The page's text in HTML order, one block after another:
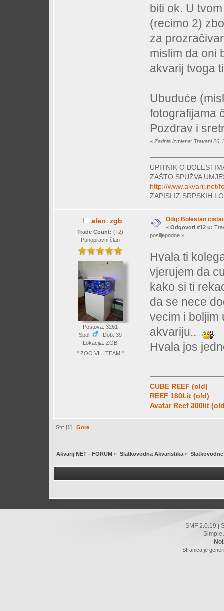
biti ok. U
(recimo 2)
za
mislim da oni
akvarij tvoga
Ubuduće
fotografijama
Pozdrav i
« Zadnja izmjena: Travanj 26,
UPITNIK O
ZAŠTO SPUŽVA
http://www.akvarij.net/
ZAPISI IZ SRPSKIH
alen_zgb
Trade Count: (+2)
Punopravni član
Postova: 3261
Spol:
Dob: 39
Lokacija: ZGB
" ZOO VILI TEAM "
Odg: Bolestan
« Odgovori #12 u:
poslijepodne »
Hvala ti
vjerujem da
kako si ti
da se nece
vecim i boljim
akvariju..
Hvala jos
CUBE REEF (old)
REEF 180Lit (old)
Avatar Reef 300lit
Str: [1]Gore
Akvarij NET - FORUM » Slatkovodna Akvaristika»
SMF 2.0.19 |
Simple
Stranica je